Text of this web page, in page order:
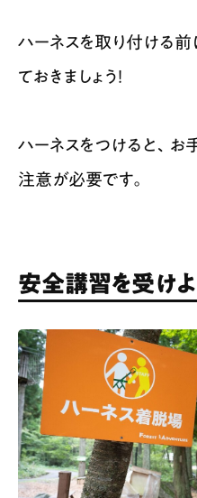
ハーネスを取り付ける
ておきましょう！
ハーネスをつけると、お
注意が必要です。
安全講習を受けよ